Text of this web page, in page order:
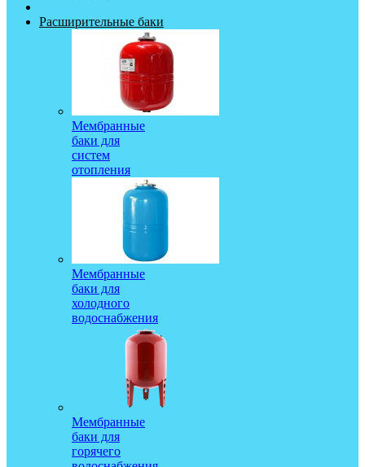
Расширительные баки
Мембранные
баки для
систем
отопления
Мембранные
баки для
холодного
водоснабжения
Мембранные
баки для
горячего